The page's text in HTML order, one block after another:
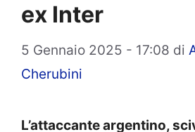
ex Inter
5 Gennaio 2025 - 17:08 di
Cherubini
L’attaccante argentino,